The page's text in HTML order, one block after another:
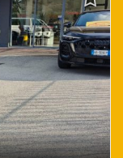
Fendinebbia •